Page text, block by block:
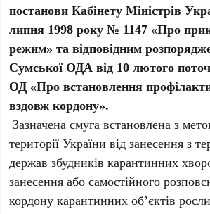
постанови Кабінету Міністрів
липня 1998 року № 1147 «Про
режим» та відповідним
Сумської ОДА від 10 лютого
ОД «Про встановлення
вздовж кордону».
Зазначена смуга встановлена з
території України від занесення з
держав збудників карантинних
занесення або самостійного
кордону карантинних об’єктів